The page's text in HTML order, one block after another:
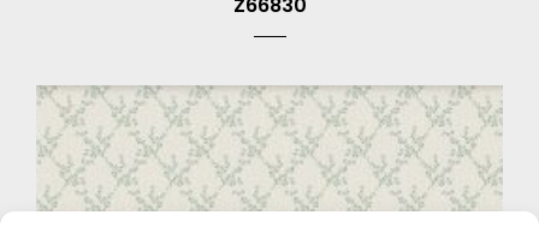
Z66830